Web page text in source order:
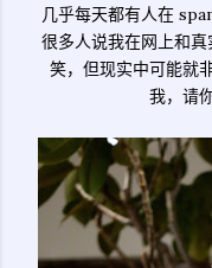
几乎每天都有人在
很多人说我在网上和
笑，但现实中可能就
我，请